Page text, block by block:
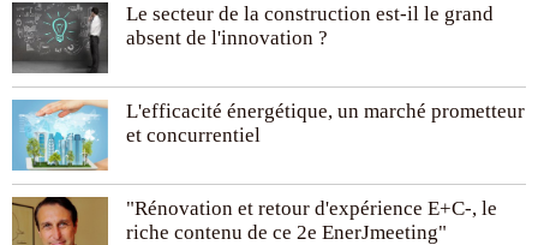
Le secteur de la construction est-il le grand
absent de l'innovation ?
L'efficacité énergétique, un marché prometteur
et concurrentiel
"Rénovation et retour d'expérience E+C-, le
riche contenu de ce 2e EnerJmeeting"